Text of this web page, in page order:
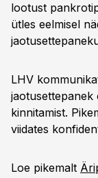
lootust
ütles eelmisel
LHV
jaotusettepanek
kinnitamist.
viidates
Loe pikemalt